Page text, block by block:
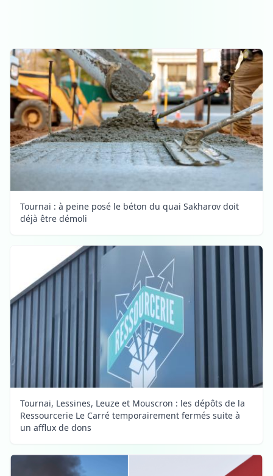
Tournai : à peine posé le béton du quai Sakharov doit
déjà être démoli
Tournai, Lessines, Leuze et Mouscron : les dépôts de la
Ressourcerie Le Carré temporairement fermés suite à
un afflux de dons